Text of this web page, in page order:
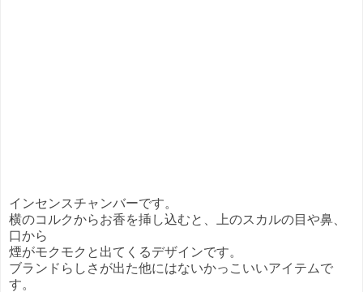
インセンスチャンバーです。
横のコルクからお香を挿し込むと、上のスカルの目や鼻、
口から
煙がモクモクと出てくるデザインです。
ブランドらしさが出た他にはないかっこいいアイテムで
す。